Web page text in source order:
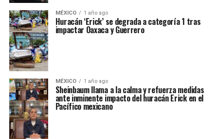
MÉXICO 1 año ago
Huracán ‘Erick’ se degrada a categoría 1 tras
impactar Oaxaca y Guerrero
MÉXICO 1 año ago
Sheinbaum llama a la calma y refuerza medidas
ante inminente impacto del huracán Erick en el
Pacífico mexicano